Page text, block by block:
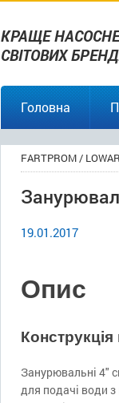
КРАЩЕ
СВІТОВИХ
Головна
FARTPROM/
19.01.2017
Опис
Конструкція
Занурювальні 4″
для подачі води